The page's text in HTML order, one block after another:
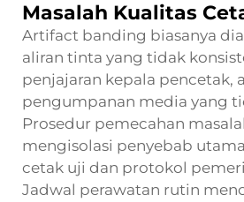
Masalah Kualitas
Artifact banding biasanya
aliran tinta yang tidak
penjajaran kepala pencetak,
pengumpanan media yang
Prosedur pemecahan
mengisolasi penyebab
cetak uji dan protokol
Jadwal perawatan rutin